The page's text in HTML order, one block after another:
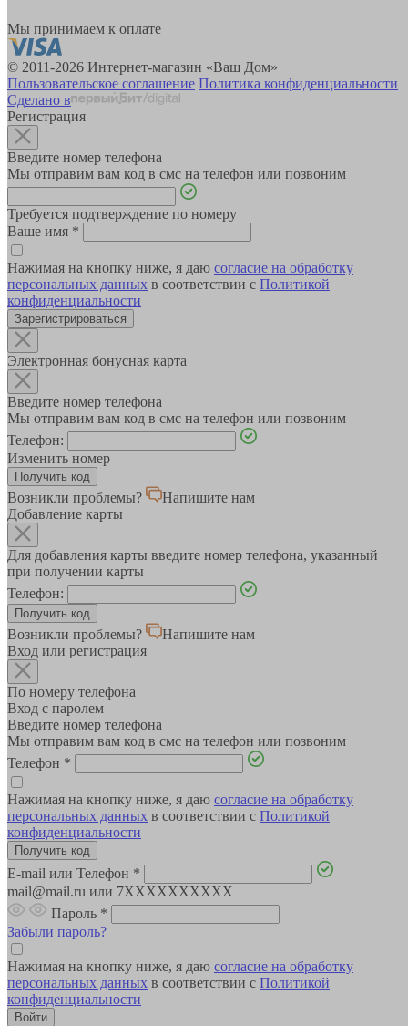
Мы принимаем к оплате
© 2011-2026 Интернет-магазин «Ваш Дом»
Пользовательское соглашение Политика конфиденциальности
Сделано в
Регистрация
Введите номер телефона
Мы отправим вам код в смс на телефон или позвоним
Требуется подтверждение по номеру
Ваше имя *
Нажимая на кнопку ниже, я даю согласие на обработку
персональных данных в соответствии с Политикой
конфиденциальности
Зарегистрироваться
Электронная бонусная карта
Введите номер телефона
Мы отправим вам код в смс на телефон или позвоним
Телефон:
Изменить номер
Возникли проблемы?
Напишите нам
Добавление карты
Для добавления карты введите номер телефона, указанный
при получении карты
Телефон:
Возникли проблемы?
Напишите нам
Вход или регистрация
По номеру телефона
Вход с паролем
Введите номер телефона
Мы отправим вам код в смс на телефон или позвоним
Телефон *
Нажимая на кнопку ниже, я даю согласие на обработку
персональных данных в соответствии с Политикой
конфиденциальности
E-mail или Телефон *
mail@mail.ru или 7XXXXXXXXXX
Пароль *
Забыли пароль?
Нажимая на кнопку ниже, я даю согласие на обработку
персональных данных в соответствии с Политикой
конфиденциальности